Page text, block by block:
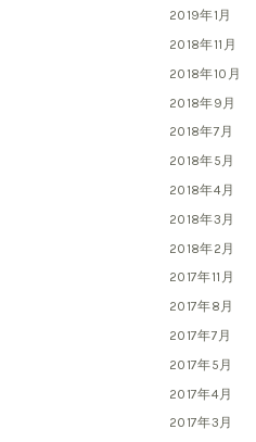
2019年1月
2018年11月
2018年10月
2018年9月
2018年7月
2018年5月
2018年4月
2018年3月
2018年2月
2017年11月
2017年8月
2017年7月
2017年5月
2017年4月
2017年3月